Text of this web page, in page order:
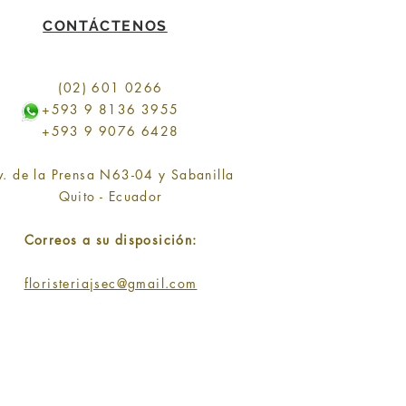
CONTÁCTENOS
(02) 601 0266
+593 9 8136 3955
+593 9 9076 6428
de la Prensa N63-04 y Sabanilla
Quito - Ecuador
Correos a su disposición:
floristeriajsec@gmail.com